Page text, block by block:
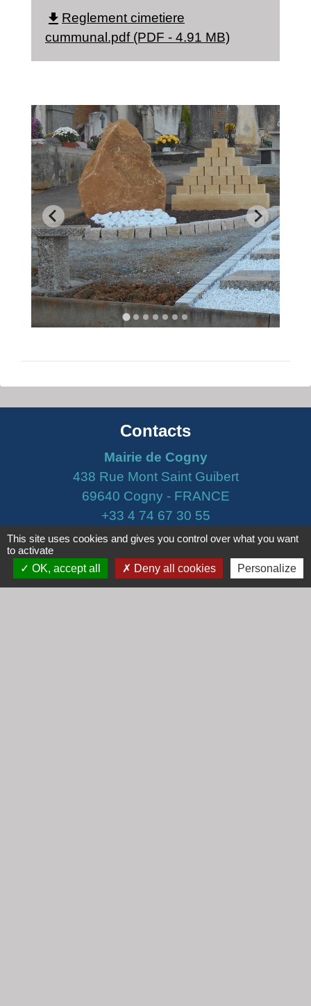
file_download Reglement cimetiere
cummunal.pdf (PDF - 4.91 MB)
Contacts
Mairie de Cogny
438 Rue Mont Saint Guibert
69640 Cogny - FRANCE
+33 4 74 67 30 55
Contact par formulaire
Horaires
This site uses cookies and gives you control over what you want
to activate
OK, accept all
Deny all cookies Personalize